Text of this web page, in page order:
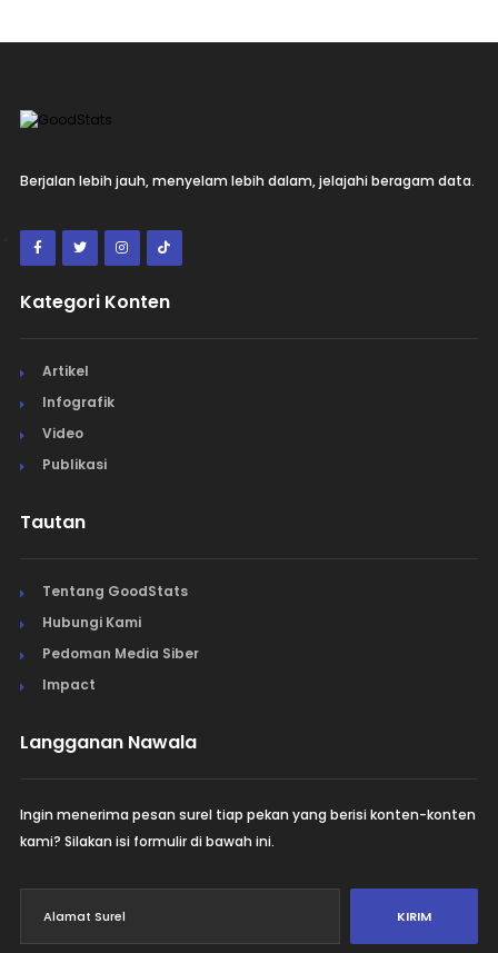
Berjalan lebih jauh, menyelam lebih dalam, jelajahi beragam data.
Kategori Konten
Artikel
Infografik
Video
Publikasi
Tautan
Tentang GoodStats
Hubungi Kami
Pedoman Media Siber
Impact
Langganan Nawala
Ingin menerima pesan surel tiap pekan yang berisi konten-konten
kami? Silakan isi formulir di bawah ini.
KIRIM